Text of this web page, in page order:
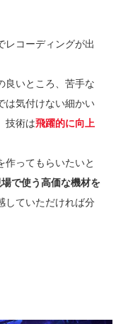
レコーディングが出
良いところ、苦手な
は気付けない細かい
技術は飛躍的に向上
作ってもらいたいと
で使う高価な機材を
していただければ分